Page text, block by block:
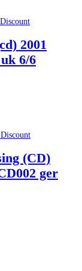
2001
6/6
(CD)
ger